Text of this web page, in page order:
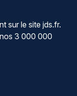
sur le site jds.fr.
3 000 000